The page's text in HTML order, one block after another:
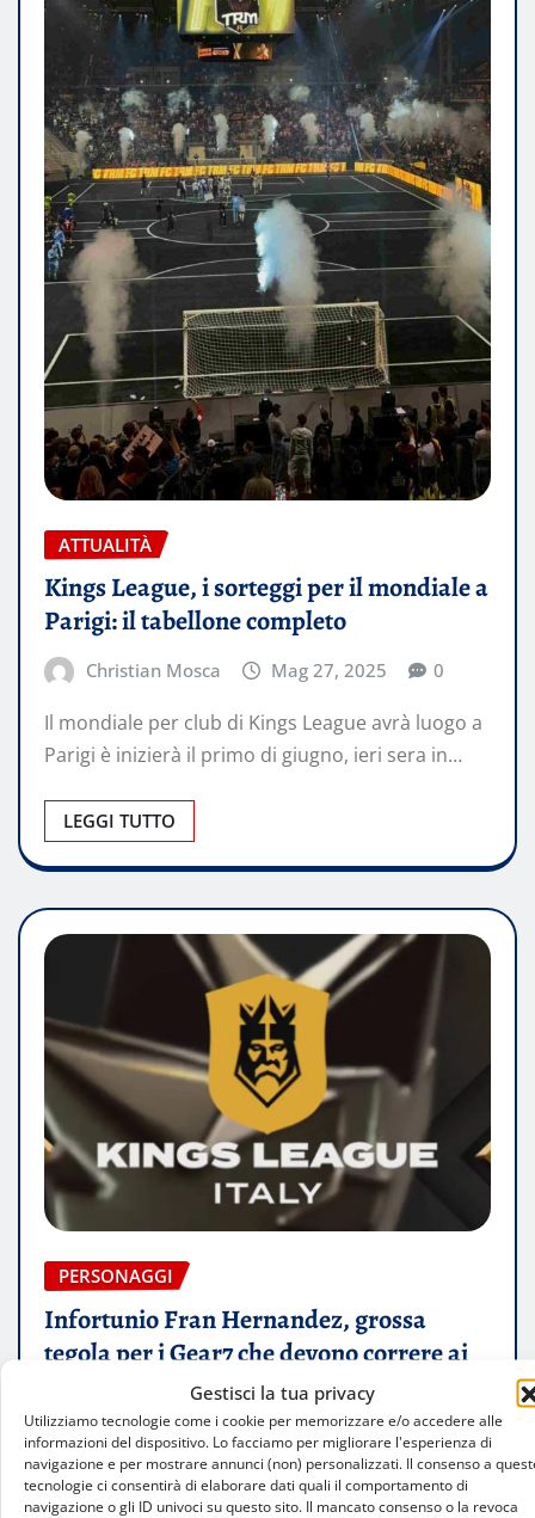
Gestisci la tua privacy
Utilizziamo tecnologie come i cookie per memorizzare e/o accedere alle
informazioni del dispositivo. Lo facciamo per migliorare l'esperienza di
navigazione e per mostrare annunci (non) personalizzati. Il consenso a
tecnologie ci consentirà di elaborare dati quali il comportamento di
navigazione o gli ID univoci su questo sito. Il mancato consenso o la revoca
ATTUALITÀ
Kings League, i sorteggi per il mondiale a
Parigi: il tabellone completo
Christian Mosca Mag 27, 2025 0
Il mondiale per club di Kings League avrà luogo a
Parigi è inizierà il primo di giugno, ieri sera in…
LEGGI TUTTO
PERSONAGGI
Infortunio Fran Hernandez, grossa
tegola per i Gear7 che devono correre ai
Christian Mosca Mag 16, 2025 0
Notizia shock per la squadra di Manuuxo in Kings